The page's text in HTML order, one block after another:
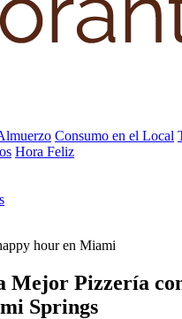
Consumo en el Local
Hora Feliz
hour en Miami
Mejor Pizzería
Springs